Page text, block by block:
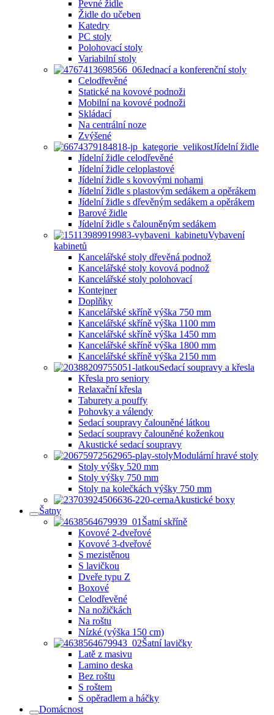
Pevné židle
Židle do učeben
Katedry
PC stoly
Polohovací stoly
Variabilní stoly
Jednací a konferenční stoly
Celodřevěné
Statické na kovové podnoži
Mobilní na kovové podnoži
Skládací
Na centrální noze
Zvýšené
Jídelní židle
Jídelní židle celodřevěné
Jídelní židle celoplastové
Jídelní židle s kovovými nohami
Jídelní židle s plastovým sedákem a opěrákem
Jídelní židle s dřevěným sedákem a opěrákem
Barové židle
Jídelní židle s čalouněným sedákem
Vybavení
kabinetů
Kancelářské stoly dřevěná podnož
Kancelářské stoly kovová podnož
Kancelářské stoly polohovací
Kontejner
Doplňky
Kancelářské skříně výška 750 mm
Kancelářské skříně výška 1100 mm
Kancelářské skříně výška 1450 mm
Kancelářské skříně výška 1800 mm
Kancelářské skříně výška 2150 mm
Sedací soupravy a křesla
Křesla pro seniory
Relaxační křesla
Taburety a pouffy
Pohovky a válendy
Sedací soupravy čalouněné látkou
Sedací soupravy čalouněné koženkou
Akustické sedací soupravy
Modulární hravé stoly
Stoly výšky 520 mm
Stoly výšky 750 mm
Stoly na kolečkách výšky 750 mm
Akustické boxy
Šatny
Šatní skříně
Kovové 2-dveřové
Kovové 3-dveřové
S mezistěnou
S lavičkou
Dveře typu Z
Boxové
Celodřevěné
Na nožičkách
Na roštu
Nízké (výška 150 cm)
Šatní lavičky
Latě z masivu
Lamino deska
Bez roštu
S roštem
S opěradlem a háčky
Domácnost